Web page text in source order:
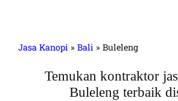
Jasa Kanopi» Bali» Buleleng
Temukan kontraktor
Buleleng terbaik